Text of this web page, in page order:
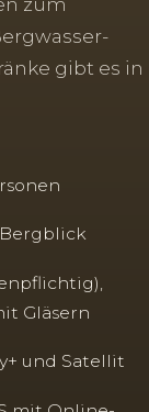
gibt es in
Gläsern
und Satellit